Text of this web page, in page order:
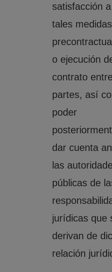
satisfacción a
tales medidas
o ejecución
contrato
partes, así
poder
dar cuenta
las
públicas de
jurídicas que
derivan de
relación